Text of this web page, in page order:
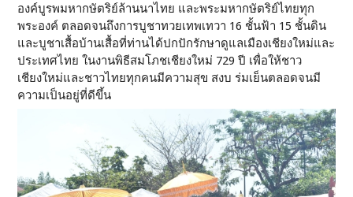
องค์บูรพมหากษัตริย์ล้านนาไทย และพระมหากษัตริย์ไทยทุก
พระองค์ ตลอดจนถึงการบูชาทวยเทพเทวา 16 ชั้นฟ้า 15 ชั้นดิน
และบูชาเสื้อบ้านเสื้อที่ท่านได้ปกปักรักษาดูแลเมืองเชียงใหม่และ
ประเทศไทย ในงานพิธีสมโภชเชียงใหม่ 729 ปี เพื่อให้ชาว
เชียงใหม่และชาวไทยทุกคนมีความสุข สงบ ร่มเย็นตลอดจนมี
ความเป็นอยู่ที่ดีขึ้น